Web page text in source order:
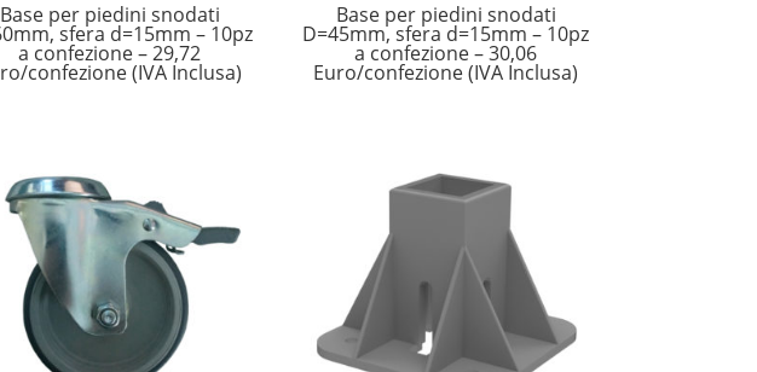
Base per piedini snodati
sfera d=15mm – 10pz
a confezione – 29,72
confezione (IVA Inclusa)
Base per piedini snodati
D=45mm, sfera d=15mm – 10pz
a confezione – 30,06
Euro/confezione (IVA Inclusa)